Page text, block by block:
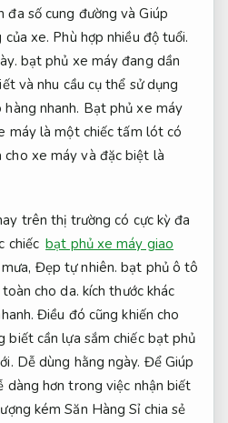
số cung đường và Giúp
xe. Phù hợp nhiều độ tuổi.
bạt phủ xe máy đang dần
và nhu cầu cụ thể sử dụng
hàng nhanh. Bạt phủ xe máy
máy là một chiếc tấm lót có
cho xe máy và đặc biệt là
trên thị trường có cực kỳ đa
chiếc bạt phủ xe máy giao
Đẹp tự nhiên. bạt phủ ô tô
cho da. kích thước khác
Điều đó cũng khiến cho
biết cần lựa sắm chiếc bạt phủ
Dễ dùng hằng ngày. Để Giúp
dàng hơn trong việc nhận biết
kém Săn Hàng Sỉ chia sẻ